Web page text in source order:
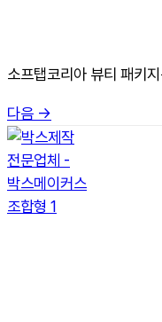
소프탭코리아 뷰티 패키
다음 →